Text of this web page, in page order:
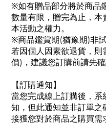
※如有贈品部分將於商品
數量有限，贈完為止，本
本活動之權力。
※商品鑑賞期(猶豫期)非
若因個人因素欲退貨，
價)，建議您訂購前請先確
【訂購通知】
當您完成線上訂購後，系
知，但此通知並非訂單
接獲您對於商品之購買